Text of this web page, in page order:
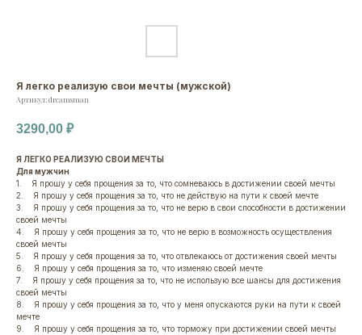
Я легко реализую свои мечты (мужской)
Артикул:dreamsman
3290,00 ₽
Я ЛЕГКО РЕАЛИЗУЮ СВОИ МЕЧТЫ
Для мужчин
1. Я прошу у себя прощения за то, что сомневаюсь в достижении своей мечты
2. Я прошу у себя прощения за то, что не действую на пути к своей мечте
3. Я прошу у себя прощения за то, что не верю в свои способности в достижении
своей мечты
4. Я прошу у себя прощения за то, что не верю в возможность осуществления
своей мечты
5. Я прошу у себя прощения за то, что отвлекаюсь от достижения своей мечты
6. Я прошу у себя прощения за то, что изменяю своей мечте
7. Я прошу у себя прощения за то, что не использую все шансы для достижения
своей мечты
8. Я прошу у себя прощения за то, что у меня опускаются руки на пути к своей
мечте
9. Я прошу у себя прощения за то, что торможу при достижении своей мечты